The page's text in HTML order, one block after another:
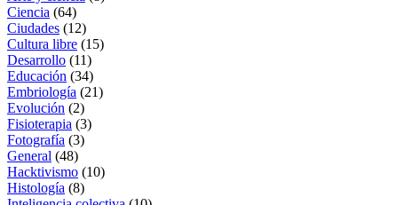
Ciencia (64)
Ciudades (12)
Cultura libre (15)
Desarrollo (11)
Educación (34)
Embriología (21)
Evolución (2)
Fisioterapia (3)
Fotografía (3)
General (48)
Hacktivismo (10)
Histología (8)